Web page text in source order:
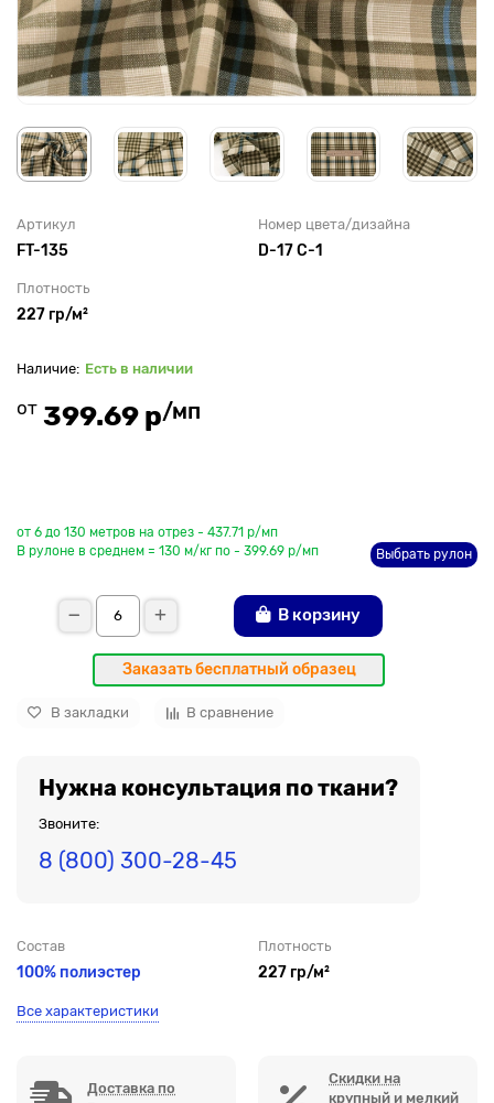
Артикул
FT-135
Номер цвета/дизайна
D-17 C-1
Плотность
227 гр/м²
Есть в наличии
от 399.69 р/мп
от 6 до 130 метров на отрез - 437.71 р/мп
В рулоне в среднем = 130 м/кг по - 399.69 р/мп
Выбрать рулон
В корзину
Заказать бесплатный образец
В закладки В сравнение
Нужна консультация по ткани?
Звоните:
8 (800) 300-28-45
Состав
100% полиэстер
Плотность
227 гр/м²
Все характеристики
Доставка по
Скидки на
крупный и мелкий